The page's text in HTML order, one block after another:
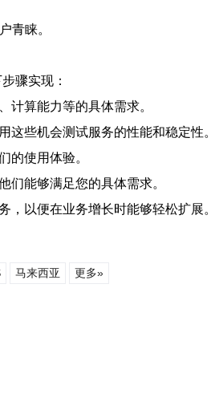
青睐。
骤实现：
计算能力等的具体需求。
这些机会测试服务的性能和稳定性。
的使用体验。
们能够满足您的具体需求。
，以便在业务增长时能够轻松扩展。
马来西亚 更多»